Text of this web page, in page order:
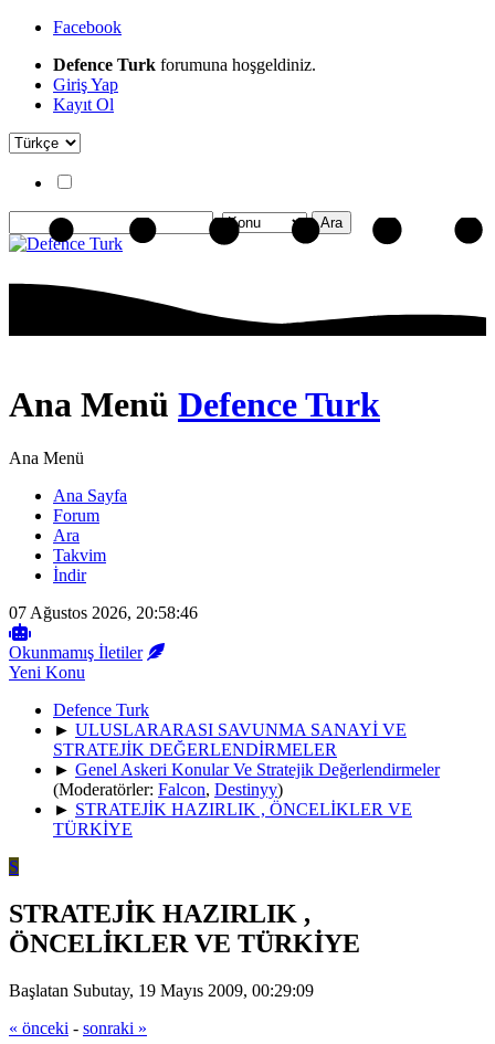
Facebook
Defence Turk forumuna hoşgeldiniz.
Giriş Yap
Kayıt Ol
Ana Menü Defence Turk
Ana Menü
Ana Sayfa
Forum
Ara
Takvim
İndir
07 Ağustos 2026, 20:58:46
Okunmamış İletiler
Yeni Konu
Defence Turk
► ULUSLARARASI SAVUNMA SANAYİ VE
STRATEJİK DEĞERLENDİRMELER
► Genel Askeri Konular Ve Stratejik Değerlendirmeler
(Moderatörler: Falcon, Destinyy)
► STRATEJİK HAZIRLIK , ÖNCELİKLER VE
TÜRKİYE
S
STRATEJİK HAZIRLIK ,
ÖNCELİKLER VE TÜRKİYE
Başlatan Subutay, 19 Mayıs 2009, 00:29:09
« önceki - sonraki »